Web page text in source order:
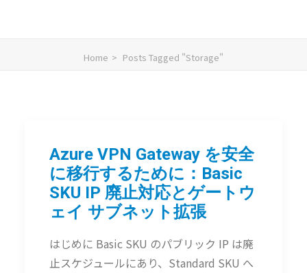
Home Posts Tagged "Storage"
Azure VPN Gateway を安全
に移行するために：Basic
SKU IP 廃止対応とゲートウ
ェイ サブネット拡張
はじめに Basic SKU のパブリック IP は廃
止スケジュールにあり、Standard SKU へ